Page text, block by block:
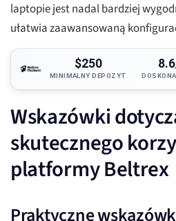
laptopie jest nadal bardziej
ułatwia zaawansowaną
$250
MINIMALNY DEPOZYT
Wskazówki
skutecznego
platformy Beltrex
Praktyczne